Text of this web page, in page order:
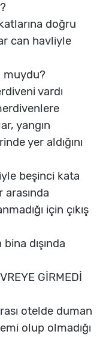
doğru
can havliyle
muydu?
vardı
yangın
yer aldığını
beşinci kata
için çıkış
dışında
GİRMEDİ
otelde duman
olup olmadığı